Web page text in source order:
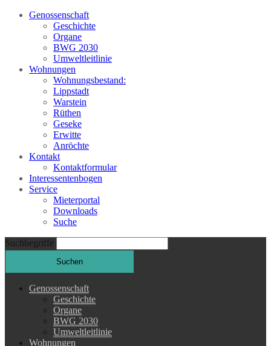
Genossenschaft
Geschichte
Organe
BWG 2030
Umweltleitlinie
Wohnungen
Wohnungsbestand:
Lippstadt
Warstein
Rüthen
Geseke
Erwitte
Anröchte
Kontakt
Kontaktformular
Interessentenbogen
Service
Mieterportal
Downloads
Suche
Suchbegriffe
Suchen
Genossenschaft
Geschichte
Organe
BWG 2030
Umweltleitlinie
Wohnungen